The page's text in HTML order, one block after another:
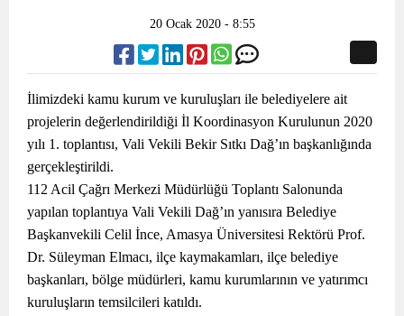
20 Ocak 2020 - 8:55
İlimizdeki kamu kurum ve kuruluşları ile belediyelere ait
projelerin değerlendirildiği İl Koordinasyon Kurulunun 2020
yılı 1. toplantısı, Vali Vekili Bekir Sıtkı Dağ’ın başkanlığında
gerçekleştirildi.
112 Acil Çağrı Merkezi Müdürlüğü Toplantı Salonunda
yapılan toplantıya Vali Vekili Dağ’ın yanısıra Belediye
Başkanvekili Celil İnce, Amasya Üniversitesi Rektörü Prof.
Dr. Süleyman Elmacı, ilçe kaymakamları, ilçe belediye
başkanları, bölge müdürleri, kamu kurumlarının ve yatırımcı
kuruluşların temsilcileri katıldı.